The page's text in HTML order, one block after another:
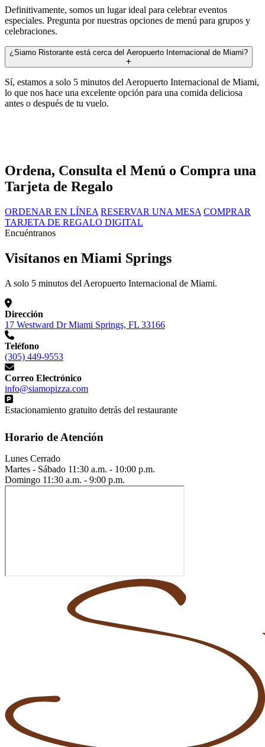
Definitivamente, somos un lugar ideal para celebrar eventos
especiales. Pregunta por nuestras opciones de menú para grupos y
celebraciones.
¿Siamo Ristorante está cerca del Aeropuerto Internacional de Miami?
Sí, estamos a solo 5 minutos del Aeropuerto Internacional de Miami,
lo que nos hace una excelente opción para una comida deliciosa
antes o después de tu vuelo.
Ordena, Consulta el Menú o Compra una
Tarjeta de Regalo
ORDENAR EN LÍNEA RESERVAR UNA MESA COMPRAR
TARJETA DE REGALO DIGITAL
Encuéntranos
Visítanos en Miami Springs
A solo 5 minutos del Aeropuerto Internacional de Miami.
Dirección
17 Westward Dr Miami Springs, FL 33166
Teléfono
(305) 449-9553
Correo Electrónico
info@siamopizza.com
Estacionamiento gratuito detrás del restaurante
Horario de Atención
Lunes Cerrado
Martes - Sábado 11:30 a.m. - 10:00 p.m.
Domingo 11:30 a.m. - 9:00 p.m.